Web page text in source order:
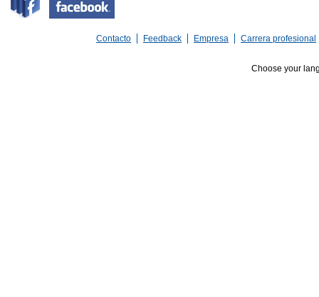
Contacto Feedback Empresa Carrera profesional
Choose your